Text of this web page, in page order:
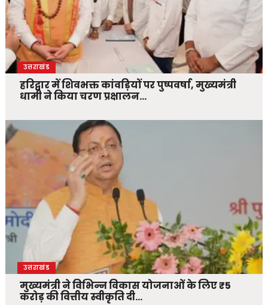
उत्तराखंड
हरिद्वार में शिवभक्त कांवड़ियों पर पुष्पवर्षा, मुख्यमंत्री
धामी ने किया चरण प्रक्षालन…
उत्तराखंड
मुख्यमंत्री ने विभिन्न विकास योजनाओं के लिए ₹5
करोड़ की वित्तीय स्वीकृति दी…